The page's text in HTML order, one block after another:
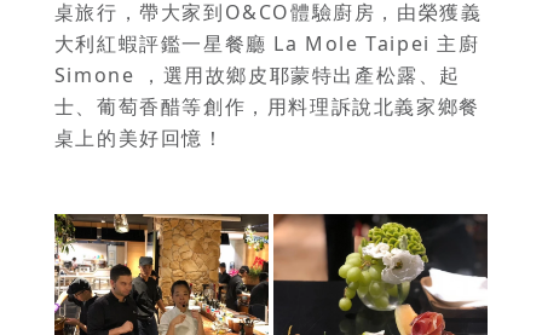
桌旅行，帶大家到O&CO體驗廚房，由榮獲義
大利紅蝦評鑑一星餐廳 La Mole Taipei 主廚
Simone ，選用故鄉皮耶蒙特出產松露、起
士、葡萄香醋等創作，用料理訴說北義家鄉餐
桌上的美好回憶！